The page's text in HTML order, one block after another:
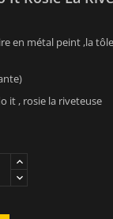
en métal peint ,la
it , rosie la riveteuse